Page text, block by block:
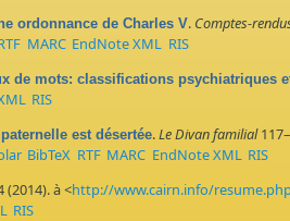
ordonnance de Charles V. Comptes-
MARC EndNote XML RIS
de mots: classifications psychiatriques
RIS
est désertée.Le Divan familial
BibTeX RTF MARC EndNote XML RIS
(2014). à <http://www.cairn.info/
RIS